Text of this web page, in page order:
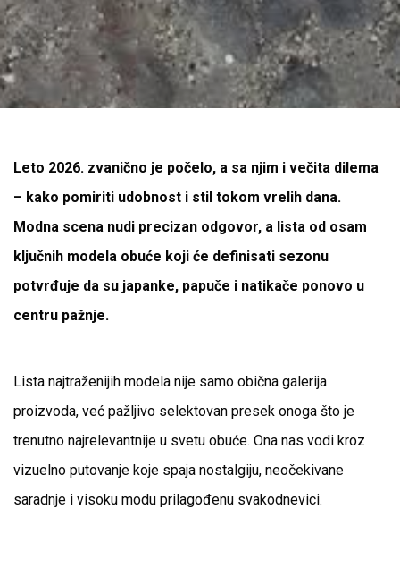
Leto 2026. zvanično je počelo, a sa njim i večita dilema
– kako pomiriti udobnost i stil tokom vrelih dana.
Modna scena nudi precizan odgovor, a lista od osam
ključnih modela obuće koji će definisati sezonu
potvrđuje da su japanke, papuče i natikače ponovo u
centru pažnje.
Lista najtraženijih modela nije samo obična galerija
proizvoda, već pažljivo selektovan presek onoga što je
trenutno najrelevantnije u svetu obuće. Ona nas vodi kroz
vizuelno putovanje koje spaja nostalgiju, neočekivane
saradnje i visoku modu prilagođenu svakodnevici.